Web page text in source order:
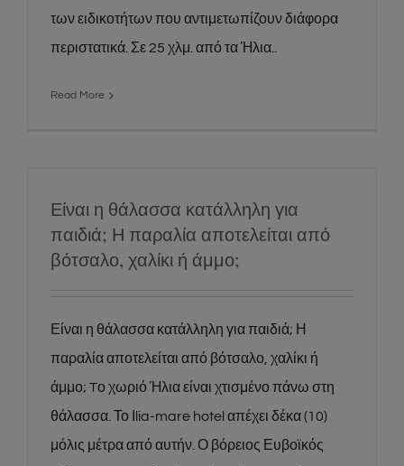
των ειδικοτήτων που αντιμετωπίζουν διάφορα
περιστατικά. Σε 25 χλμ. από τα Ήλια..
Read More
Είναι η θάλασσα κατάλληλη για
παιδιά; Η παραλία αποτελείται από
βότσαλο, χαλίκι ή άμμο;
Είναι η θάλασσα κατάλληλη για παιδιά; Η
παραλία αποτελείται από βότσαλο, χαλίκι ή
άμμο; Tο χωριό Ήλια είναι χτισμένο πάνω στη
θάλασσα. Το Ιlia-mare hotel απέχει δέκα (10)
μόλις μέτρα από αυτήν. Ο βόρειος Ευβοϊκός